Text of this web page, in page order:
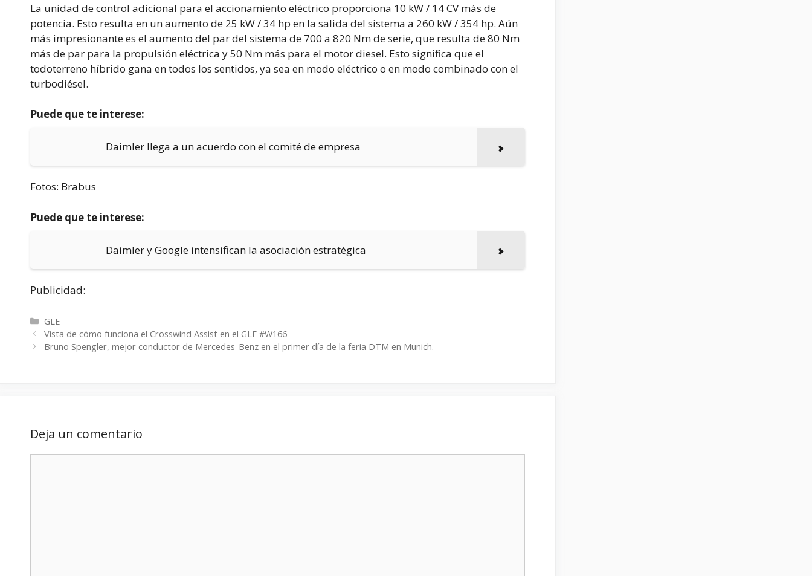
La unidad de control adicional para el accionamiento eléctrico proporciona 10 kW / 14 CV más de
potencia. Esto resulta en un aumento de 25 kW / 34 hp en la salida del sistema a 260 kW / 354 hp. Aún
más impresionante es el aumento del par del sistema de 700 a 820 Nm de serie, que resulta de 80 Nm
más de par para la propulsión eléctrica y 50 Nm más para el motor diesel. Esto significa que el
todoterreno híbrido gana en todos los sentidos, ya sea en modo eléctrico o en modo combinado con el
turbodiésel.
Puede que te interese:
Daimler llega a un acuerdo con el comité de empresa
Fotos: Brabus
Puede que te interese:
Daimler y Google intensifican la asociación estratégica
Publicidad:
Categorías
GLE
Vista de cómo funciona el Crosswind Assist en el GLE #W166
Bruno Spengler, mejor conductor de Mercedes-Benz en el primer día de la feria DTM en Munich.
Deja un comentario